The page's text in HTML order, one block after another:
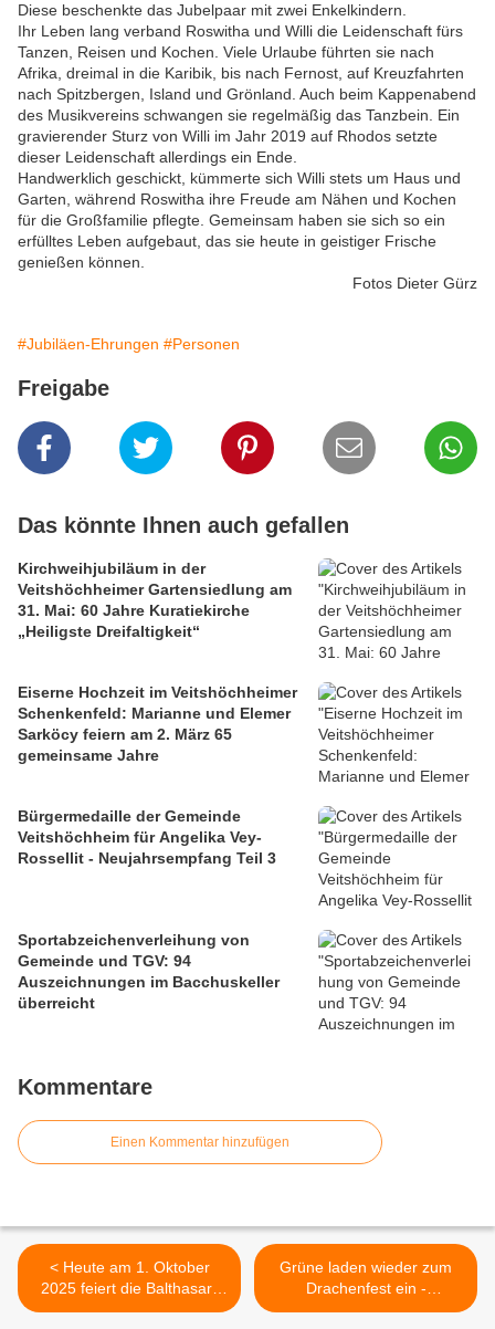
Diese beschenkte das Jubelpaar mit zwei Enkelkindern.
Ihr Leben lang verband Roswitha und Willi die Leidenschaft fürs
Tanzen, Reisen und Kochen. Viele Urlaube führten sie nach
Afrika, dreimal in die Karibik, bis nach Fernost, auf Kreuzfahrten
nach Spitzbergen, Island und Grönland. Auch beim Kappenabend
des Musikvereins schwangen sie regelmäßig das Tanzbein. Ein
gravierender Sturz von Willi im Jahr 2019 auf Rhodos setzte
dieser Leidenschaft allerdings ein Ende.
Handwerklich geschickt, kümmerte sich Willi stets um Haus und
Garten, während Roswitha ihre Freude am Nähen und Kochen
für die Großfamilie pflegte. Gemeinsam haben sie sich so ein
erfülltes Leben aufgebaut, das sie heute in geistiger Frische
genießen können.
Fotos Dieter Gürz
#Jubiläen-Ehrungen #Personen
Freigabe
Das könnte Ihnen auch gefallen
Kirchweihjubiläum in der
Veitshöchheimer Gartensiedlung am
31. Mai: 60 Jahre Kuratiekirche
„Heiligste Dreifaltigkeit“
Eiserne Hochzeit im Veitshöchheimer
Schenkenfeld: Marianne und Elemer
Sarköcy feiern am 2. März 65
gemeinsame Jahre
Bürgermedaille der Gemeinde
Veitshöchheim für Angelika Vey-
Rossellit - Neujahrsempfang Teil 3
Sportabzeichenverleihung von
Gemeinde und TGV: 94
Auszeichnungen im Bacchuskeller
überreicht
Kommentare
Einen Kommentar hinzufügen
< Heute am 1. Oktober
2025 feiert die Balthasar-
Neumann-Kaserne in
Grüne laden wieder zum
Drachenfest ein -
Drachensteigen für Jung